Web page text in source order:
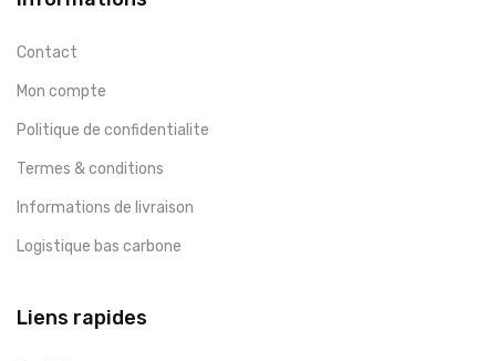
Contact
Mon compte
Politique de confidentialite
Termes & conditions
Informations de livraison
Logistique bas carbone
Liens rapides